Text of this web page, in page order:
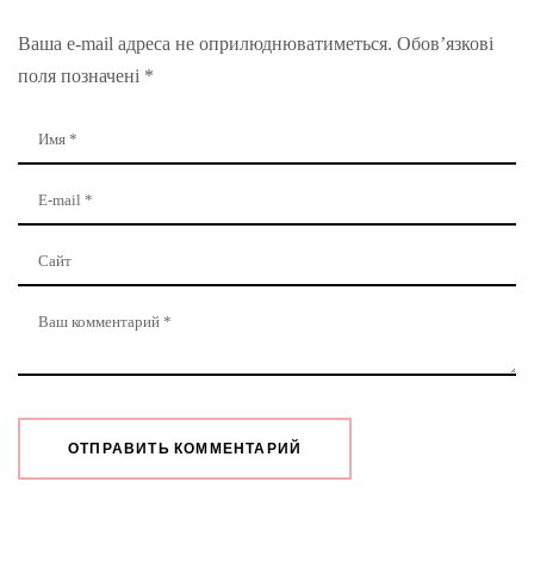
Ваша e-mail адреса не оприлюднюватиметься. Обов’язкові
поля позначені *